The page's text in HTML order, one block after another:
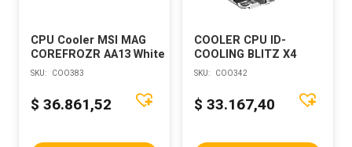
CPU Cooler MSI MAG
COREFROZR AA13 White
SKU: COO383
$ 36.861,52
COOLER CPU ID-
COOLING BLITZ X4
SKU: COO342
$ 33.167,40